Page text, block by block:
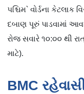
પશ્ચિમ` વોર્ડના કેટલાક
દબાણ પૂરું પાડવામાં
રોજ સવારે ૧૦:૦૦ થી
માટે).
BMC